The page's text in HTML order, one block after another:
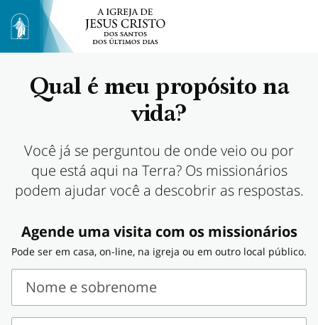
Qual é meu propósito na
vida?
Você já se perguntou de onde veio ou por
que está aqui na Terra? Os missionários
podem ajudar você a descobrir as respostas.
Agende uma visita com os missionários
Pode ser em casa, on-line, na igreja ou em outro local público.
Nome e sobrenome
Nome